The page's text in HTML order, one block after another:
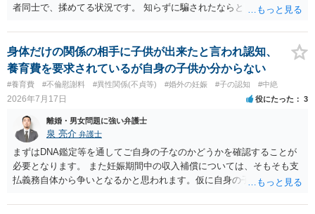
者同士で、揉めてる状況です。 知らずに騙されたならともか
というだけですから。
身体だけの関係の相手に子供が出来たと言われ認知、
養育費を要求されているが自身の子供か分からない
#養育費 #不倫慰謝料 #異性関係(不貞等) #婚外の妊娠 #子の認知 #中絶
2026年7月17日 役にたった 3
離婚・男女問題に強い弁護士
泉 亮介 弁護士
まずはDNA鑑定等を通してご自身の子なのかどうかを確認することが
必要となります。 また妊娠期間中の収入補償については、そもそも支
払義務自体から争いとなるかと思われます。仮に自身の子であったと
相手に弁護士がついているということであれば、依頼をするかしない